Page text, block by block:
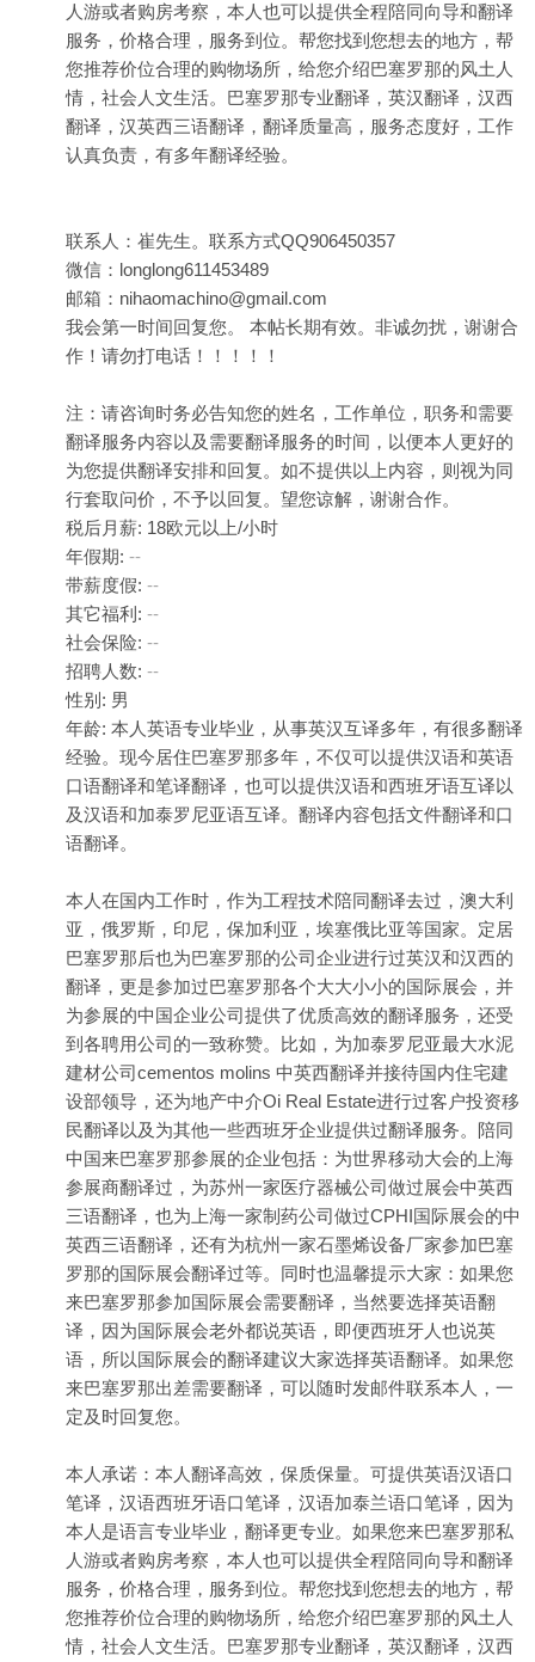
人游或者购房考察，本人也可以提供全程陪同向导和翻译
服务，价格合理，服务到位。帮您找到您想去的地方，帮
您推荐价位合理的购物场所，给您介绍巴塞罗那的风土人
情，社会人文生活。巴塞罗那专业翻译，英汉翻译，汉西
翻译，汉英西三语翻译，翻译质量高，服务态度好，工作
认真负责，有多年翻译经验。
联系人：崔先生。联系方式QQ906450357
微信：longlong611453489
邮箱：nihaomachino@gmail.com
我会第一时间回复您。 本帖长期有效。非诚勿扰，谢谢合
作！请勿打电话！！！！！
注：请咨询时务必告知您的姓名，工作单位，职务和需要
翻译服务内容以及需要翻译服务的时间，以便本人更好的
为您提供翻译安排和回复。如不提供以上内容，则视为同
行套取问价，不予以回复。望您谅解，谢谢合作。
税后月薪: 18欧元以上/小时
年假期: --
带薪度假: --
其它福利: --
社会保险: --
招聘人数: --
性别: 男
年龄: 本人英语专业毕业，从事英汉互译多年，有很多翻译
经验。现今居住巴塞罗那多年，不仅可以提供汉语和英语
口语翻译和笔译翻译，也可以提供汉语和西班牙语互译以
及汉语和加泰罗尼亚语互译。翻译内容包括文件翻译和口
语翻译。
本人在国内工作时，作为工程技术陪同翻译去过，澳大利
亚，俄罗斯，印尼，保加利亚，埃塞俄比亚等国家。定居
巴塞罗那后也为巴塞罗那的公司企业进行过英汉和汉西的
翻译，更是参加过巴塞罗那各个大大小小的国际展会，并
为参展的中国企业公司提供了优质高效的翻译服务，还受
到各聘用公司的一致称赞。比如，为加泰罗尼亚最大水泥
建材公司cementos molins 中英西翻译并接待国内住宅建
设部领导，还为地产中介Oi Real Estate进行过客户投资移
民翻译以及为其他一些西班牙企业提供过翻译服务。陪同
中国来巴塞罗那参展的企业包括：为世界移动大会的上海
参展商翻译过，为苏州一家医疗器械公司做过展会中英西
三语翻译，也为上海一家制药公司做过CPHI国际展会的中
英西三语翻译，还有为杭州一家石墨烯设备厂家参加巴塞
罗那的国际展会翻译过等。同时也温馨提示大家：如果您
来巴塞罗那参加国际展会需要翻译，当然要选择英语翻
译，因为国际展会老外都说英语，即便西班牙人也说英
语，所以国际展会的翻译建议大家选择英语翻译。如果您
来巴塞罗那出差需要翻译，可以随时发邮件联系本人，一
定及时回复您。
本人承诺：本人翻译高效，保质保量。可提供英语汉语口
笔译，汉语西班牙语口笔译，汉语加泰兰语口笔译，因为
本人是语言专业毕业，翻译更专业。如果您来巴塞罗那私
人游或者购房考察，本人也可以提供全程陪同向导和翻译
服务，价格合理，服务到位。帮您找到您想去的地方，帮
您推荐价位合理的购物场所，给您介绍巴塞罗那的风土人
情，社会人文生活。巴塞罗那专业翻译，英汉翻译，汉西